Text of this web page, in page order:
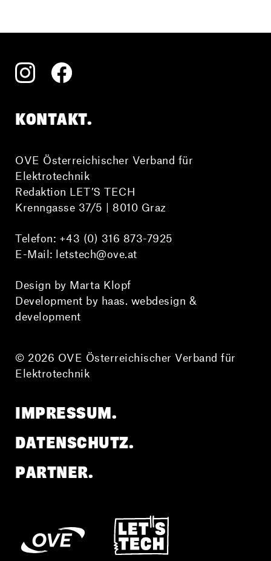
KONTAKT.
OVE Österreichischer Verband für
Elektrotechnik
Redaktion LET’S TECH
Krenngasse 37/5 | 8010 Graz
Telefon: +43 (0) 316 873-7925
E-Mail: letstech@ove.at
Design by Marta Klopf
Development by haas. webdesign &
development
© 2026 OVE Österreichischer Verband für
Elektrotechnik
IMPRESSUM.
DATENSCHUTZ.
PARTNER.